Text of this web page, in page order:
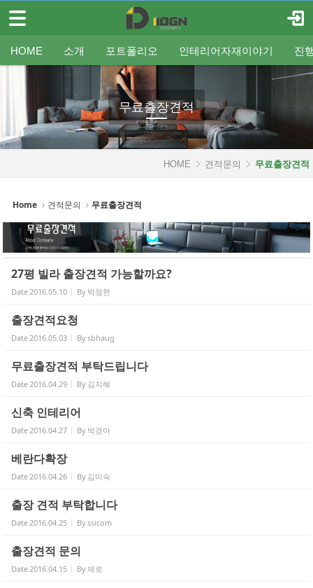
HOME 소개 포트폴리오 인테리어자재이야기 진
조직도 오시는 길
평형별샷시 기타공사
욕실 타일 바닥재 벽지
무료출장견적 인테리어셀프자동견적
Q&A FAQ
무료출장견적
HOME 견적문의 무료출장견적
Home 견적문의 무료출장견적
27평 빌라 출장견적 가능할까요?
Date 2016.05.10 By 박정현
출장견적요청
Date 2016.05.03 Bysbhaug
무료출장견적 부탁드립니다
Date 2016.04.29 By 김지혜
신축 인테리어
Date 2016.04.27 By 박경아
베란다확장
Date 2016.04.26 By 김미숙
출장 견적 부탁합니다
Date 2016.04.25 Byssicom
출장견적 문의
Date 2016.04.15 By제로
로그인
HOME
포트폴리오
인테리어자재이야기
- 온라인견적
- 무료출장견적
- 인테리어셀프자동견적
고객센터
Sketchbook5, 스케치북5
Sketchbook5, 스케치북5